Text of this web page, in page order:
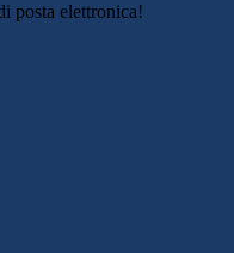
posta elettronica!